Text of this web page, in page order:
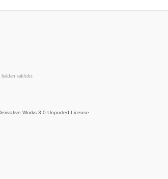
saklıdır.
Works 3.0 Unported License